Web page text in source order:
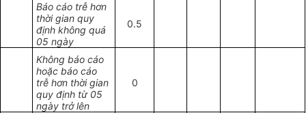
Báo cáo trễ hơn
thời gian quy
định không quá
05 ngày
0.5
Không báo cáo
hoặc báo cáo
trễ hơn thời gian
quy định từ 05
ngày trở lên
0